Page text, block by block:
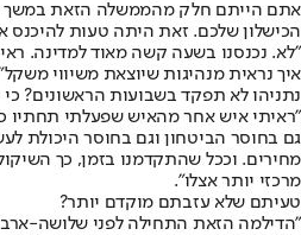
אתם הייתם חלק מהממשלה הזאת במשך
הכישלון שלכם. זאת היתה טעות להיכנס
"לא. נכנסנו בשעה קשה מאוד למדינה.
איך נראית מנהיגות שיוצאת משיווי
נתניהו לא תפקד בשבועות הראשונים?
"ראיתי איש אחר מהאיש שפעלתי תחתיו
גם בחוסר הביטחון וגם בחוסר היכולת
מחירים. וככל שהתקדמנו בזמן, כך
מרכזי יותר אצלו".
טעיתם שלא עזבתם מוקדם יותר?
"הדילמה הזאת התחילה לפני שלושה-